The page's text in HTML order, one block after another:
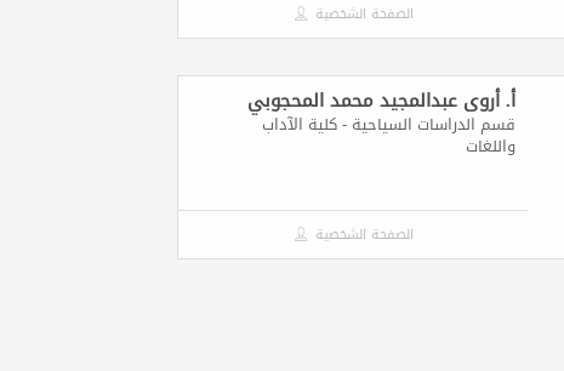
الصفحة الشخصية
أ. أروى عبدالمجيد محمد المحجوبي
قسم الدراسات السياحية - كلية الآداب
واللغات
الصفحة الشخصية